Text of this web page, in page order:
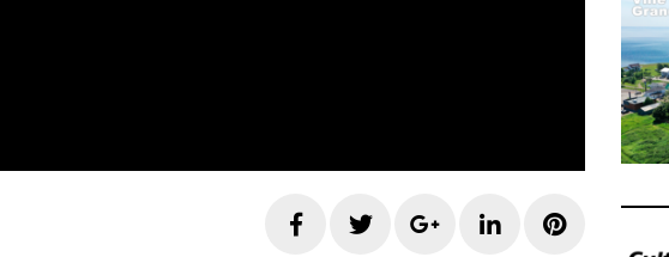
FacebookTwitterGoogle+LinkedInPinterest